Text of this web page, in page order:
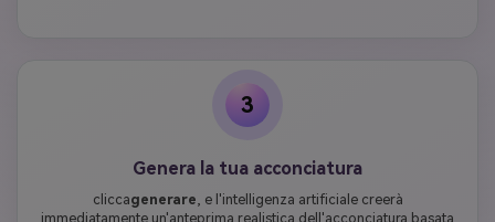
3
Genera la tua acconciatura
cliccagenerare , e l'intelligenza artificiale creerà
immediatamente un'anteprima realistica dell'acconciatura basata